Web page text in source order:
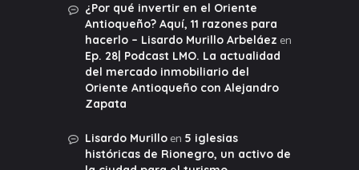
¿Por qué invertir en el Oriente
Antioqueño? Aquí, 11 razones para
hacerlo – Lisardo Murillo Arbeláez en
Ep. 28| Podcast LMO. La actualidad
del mercado inmobiliario del
Oriente Antioqueño con Alejandro
Zapata
Lisardo Murilloen 5 iglesias
históricas de Rionegro, un activo de